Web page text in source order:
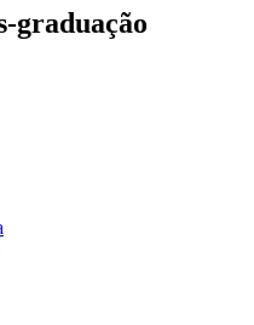
graduação